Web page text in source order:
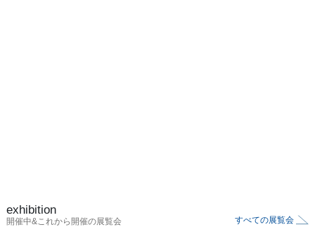
exhibition
開催中&これから開催の展覧会 すべての展覧会